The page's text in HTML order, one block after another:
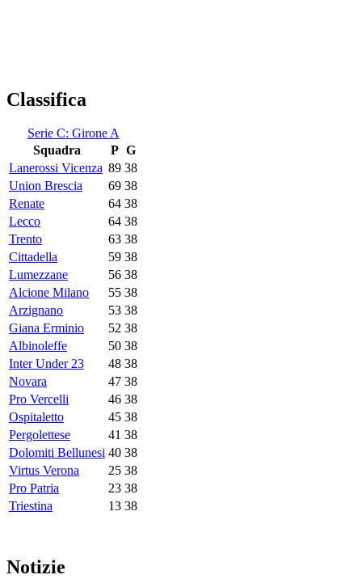
Classifica
Serie C: Girone A
Squadra
P G
Lanerossi Vicenza 89 38
Union Brescia
69 38
Renate
64 38
Lecco
64 38
Trento
63 38
Cittadella
59 38
Lumezzane
56 38
Alcione Milano
55 38
Arzignano
53 38
Giana Erminio
52 38
Albinoleffe
50 38
Inter Under 23
48 38
Novara
47 38
Pro Vercelli
46 38
Ospitaletto
45 38
Pergolettese
41 38
Dolomiti Bellunesi 40 38
Virtus Verona
25 38
Pro Patria
23 38
Triestina
13 38
Notizie